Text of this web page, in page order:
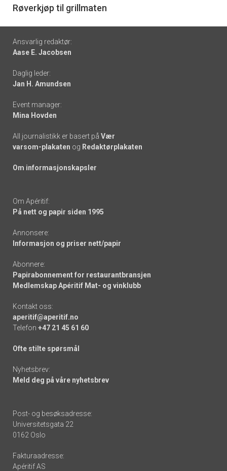
6
Røverkjøp til grillmaten
Footer
-
links
Ansvarlig redaktør:
Aase E. Jacobsen
Daglig leder:
Jan H. Amundsen
Event manager:
Mina Hovden
All journalistikk er basert på Vær
varsom-plakaten og Redaktørplakaten
Om informasjonskapsler
Om Apéritif:
På nett og papir siden 1995
Annonsere:
Informasjon og priser nett/papir
Abonnere:
Papirabonnement for restaurantbransjen
Medlemskap Apéritif Mat- og vinklubb
Kontakt oss:
aperitif@aperitif.no
Telefon +47 21 45 61 60
Ofte stilte spørsmål
Nyhetsbrev:
Meld deg på våre nyhetsbrev
Post- og besøksadresse:
Universitetsgata 22
0162 Oslo
Fakturaadresse:
Apéritif AS